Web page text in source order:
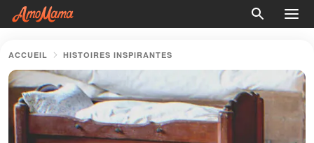
ACCUEIL HISTOIRES INSPIRANTES